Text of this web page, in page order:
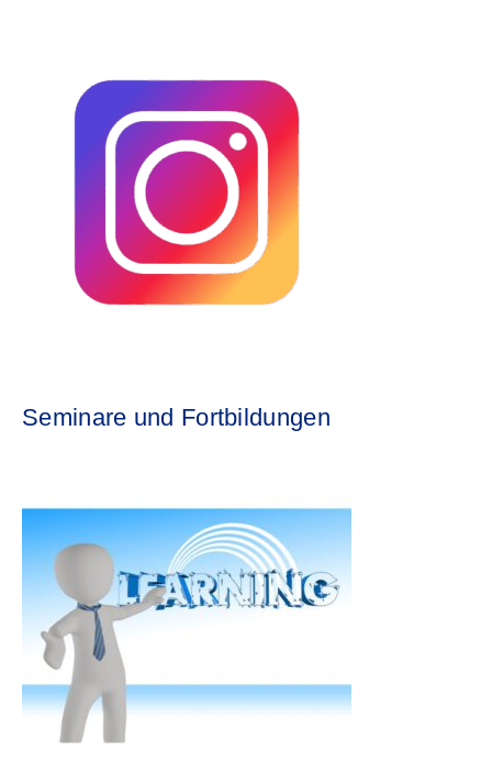
Seminare und Fortbildungen